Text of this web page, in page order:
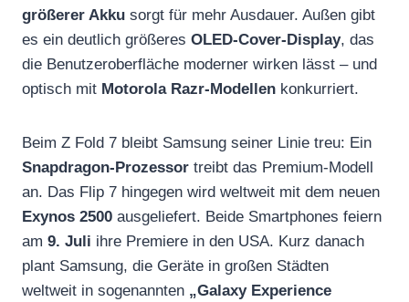
größerer Akku sorgt für mehr Ausdauer. Außen gibt
es ein deutlich größeres OLED-Cover-Display, das
die Benutzeroberfläche moderner wirken lässt – und
optisch mit Motorola Razr-Modellen konkurriert.
Beim Z Fold 7 bleibt Samsung seiner Linie treu: Ein
Snapdragon-Prozessor treibt das Premium-Modell
an. Das Flip 7 hingegen wird weltweit mit dem neuen
Exynos 2500 ausgeliefert. Beide Smartphones feiern
am 9. Juli ihre Premiere in den USA. Kurz danach
plant Samsung, die Geräte in großen Städten
weltweit in sogenannten „Galaxy Experience